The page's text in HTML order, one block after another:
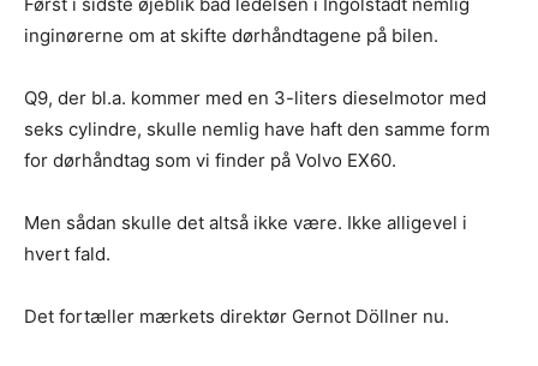
inginørerne om at skifte dørhåndtagene på bilen.
Q9, der bl.a. kommer med en 3-liters dieselmotor med
seks cylindre, skulle nemlig have haft den samme form
for dørhåndtag som vi finder på Volvo EX60.
Men sådan skulle det altså ikke være. Ikke alligevel i
hvert fald.
Det fortæller mærkets direktør Gernot Döllner nu.